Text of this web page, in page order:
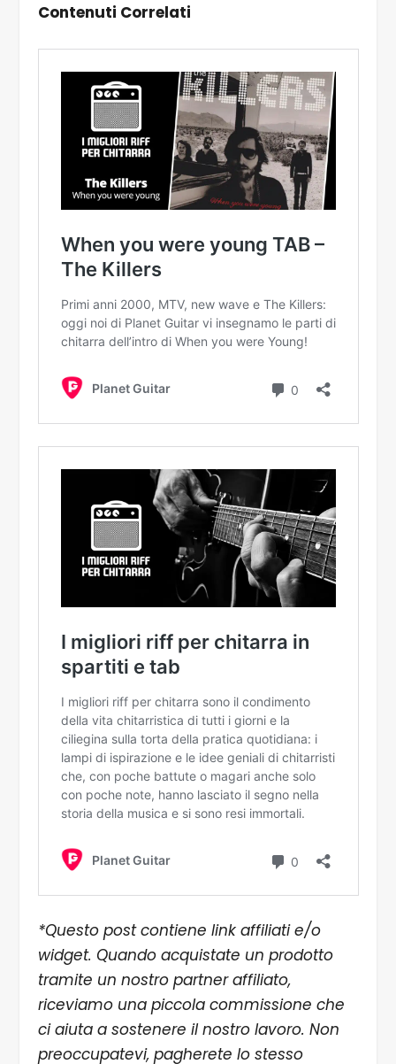
Contenuti Correlati
*Questo post contiene link affiliati e/o
widget. Quando acquistate un prodotto
tramite un nostro partner affiliato,
riceviamo una piccola commissione che
ci aiuta a sostenere il nostro lavoro. Non
preoccupatevi, pagherete lo stesso